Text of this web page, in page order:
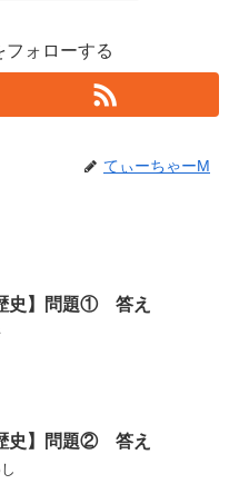
フォローする
てぃーちゃーM
史】問題① 答え
史】問題② 答え